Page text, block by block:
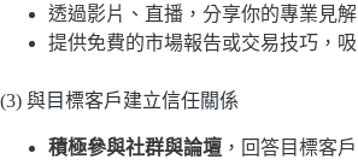
透過影片、直播，分享你的專業見解
提供免費的市場報告或交易技巧，
(3) 與目標客戶建立信任關係
積極參與社群與論壇 ，回答目標客